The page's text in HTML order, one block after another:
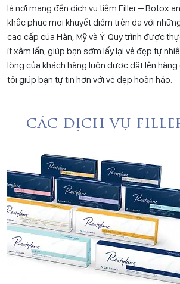
là nơi mang đến dịch vụ tiêm Filler – Botox
khắc phục mọi khuyết điểm trên da với
cao cấp của Hàn, Mỹ và Ý. Quy trình được
ít xâm lấn, giúp bạn sớm lấy lại vẻ đẹp tự
lòng của khách hàng luôn được đặt lên hàng
tôi giúp bạn tự tin hơn với vẻ đẹp hoàn hảo.
các dịch vụ